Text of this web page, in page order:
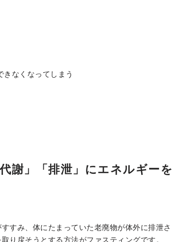
なくなってしまう
謝」「排泄」にエネルギーを
すみ、体にたまっていた老廃物が体外に排泄さ
り戻そうとする方法がファスティングです。